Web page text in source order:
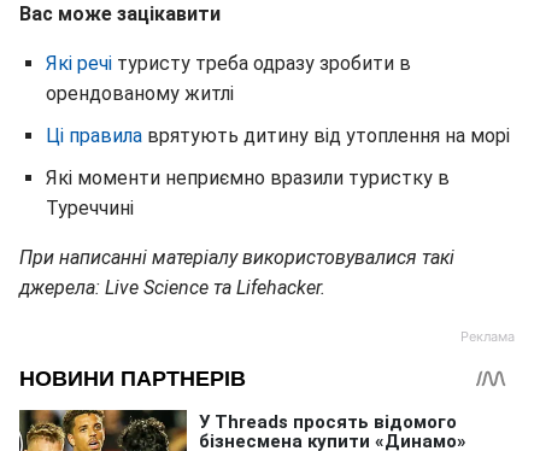
Вас може зацікавити
Які речі туристу треба одразу зробити в
орендованому житлі
Ці правила врятують дитину від утоплення на морі
Які моменти неприємно вразили туристку в
Туреччині
При написанні матеріалу використовувалися такі
джерела: Live Science та Lifehacker.